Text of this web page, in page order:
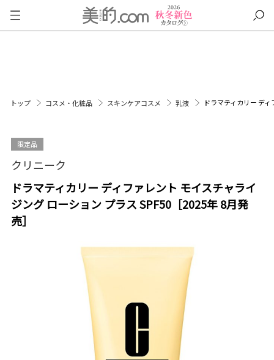
トップ コスメ・化粧品 スキンケアコスメ 乳液 ドラマティカリー デ
限定品
クリニーク
ドラマティカリー ディファレント モイスチャライ
ジング ローション プラス SPF50［2025年 8月発
売］